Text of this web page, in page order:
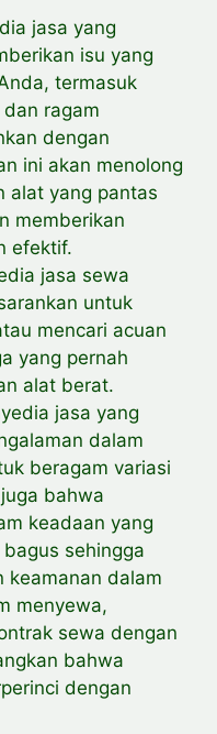
jasa yang
isu yang
termasuk
ragam
dengan
ini akan menolong
alat yang pantas
memberikan
efektif.
jasa sewa
untuk
mencari acuan
yang pernah
alat berat.
jasa yang
dalam
beragam variasi
bahwa
keadaan yang
sehingga
keamanan dalam
menyewa,
sewa dengan
bahwa
dengan